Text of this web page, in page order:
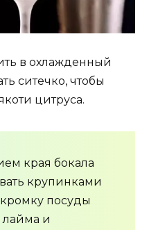
в охлажденный
ситечко, чтобы
цитруса.
края бокала
крупинками
кромку посуды
лайма и